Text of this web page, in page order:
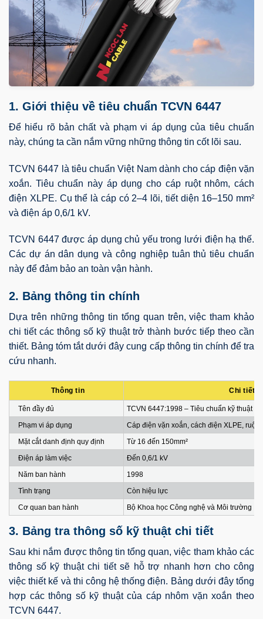
1. Giới thiệu về tiêu chuẩn TCVN 6447
Để hiểu rõ bản chất và phạm vi áp dụng của tiêu chuẩn
này, chúng ta cần nắm vững những thông tin cốt lõi sau.
TCVN 6447 là tiêu chuẩn Việt Nam dành cho cáp điện vặn
xoắn. Tiêu chuẩn này áp dụng cho cáp ruột nhôm, cách
điện XLPE. Cụ thể là cáp có 2–4 lõi, tiết diện 16–150 mm²
và điện áp 0,6/1 kV.
TCVN 6447 được áp dụng chủ yếu trong lưới điện hạ thế.
Các dự án dân dụng và công nghiệp tuân thủ tiêu chuẩn
này để đảm bảo an toàn vận hành.
2. Bảng thông tin chính
Dựa trên những thông tin tổng quan trên, việc tham khảo
chi tiết các thông số kỹ thuật trở thành bước tiếp theo cần
thiết. Bảng tóm tắt dưới đây cung cấp thông tin chính để tra
cứu nhanh.
Thông tin Chi tiết
Tên đầy đủ TCVN 6447:1998 – Tiêu chuẩn kỹ thuật
Phạm vi áp dụng Cáp điện vặn xoắn, cách điện XLPE, ruột
Mặt cắt danh định quy định Từ 16 đến 150mm²
Điện áp làm việc Đến 0,6/1 kV
Năm ban hành 1998
Tình trạng Còn hiệu lực
Cơ quan ban hành Bộ Khoa học Công nghệ và Môi trường
3. Bảng tra thông số kỹ thuật chi tiết
Sau khi nắm được thông tin tổng quan, việc tham khảo các
thông số kỹ thuật chi tiết sẽ hỗ trợ nhanh hơn cho công
việc thiết kế và thi công hệ thống điện. Bảng dưới đây tổng
hợp các thông số kỹ thuật của cáp nhôm vặn xoắn theo
TCVN 6447.